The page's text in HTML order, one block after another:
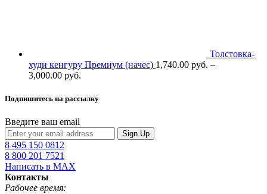
Толстовка-
худи кенгуру Премиум (начес) 1,740.00 руб. –
3,000.00 руб.
Подпишитесь на рассылку
Введите ваш email
Sign Up
8 495 150 0812
8 800 201 7521
Написать в MAX
Контакты
Рабочее время: